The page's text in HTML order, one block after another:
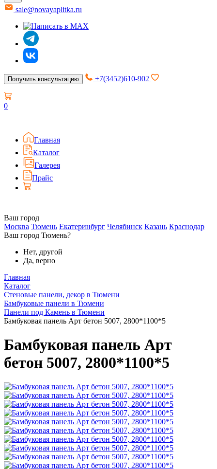
sale@novayaplitka.ru
Получить консультацию +7(3452)610-902
0
Главная
Каталог
Галерея
Прайс
Ваш город
Москва Тюмень Екатеринбург Челябинск Казань Краснодар
Ваш город Тюмень?
Нет, другой
Да, верно
Главная
Каталог
Стеновые панели, декор в Тюмени
Бамбуковые панели в Тюмени
Панели под Камень в Тюмени
Бамбуковая панель Арт бетон 5007, 2800*1100*5
Бамбуковая панель Арт
бетон 5007, 2800*1100*5